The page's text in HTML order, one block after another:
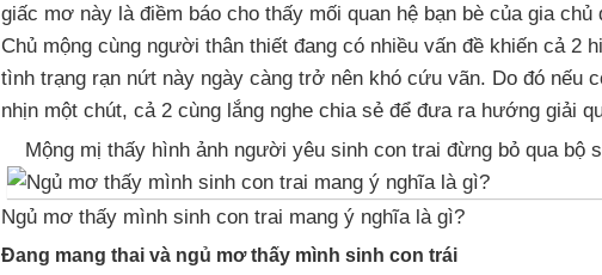
giấc mơ này là điềm báo cho thấy mối quan hệ bạn bè của gia chủ
Chủ mộng cùng người thân thiết đang có nhiều vấn đề khiến cả 2
tình trạng rạn nứt này ngày càng trở nên khó cứu vãn. Do đó nếu
nhịn một chút, cả 2 cùng lắng nghe chia sẻ để đưa ra hướng giải
Mộng mị thấy hình ảnh người yêu sinh con trai đừng bỏ qua bộ
Ngủ mơ thấy mình sinh con trai mang ý nghĩa là gì?
Đang mang thai và ngủ mơ thấy mình sinh con trái